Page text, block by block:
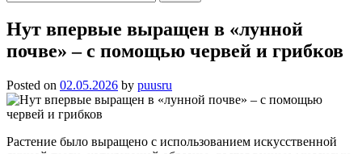
Нут впервые выращен в «лунной
почве» – с помощью червей и грибков
Posted on 02.05.2026 by puusru
Растение было выращено с использованием искусственной